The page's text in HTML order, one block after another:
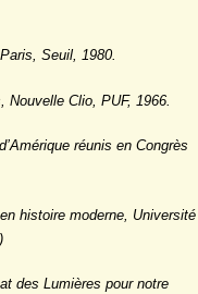
Seuil, 1980.
Clio, PUF, 1966.
réunis en Congrès
histoire moderne, Université
des Lumières pour notre